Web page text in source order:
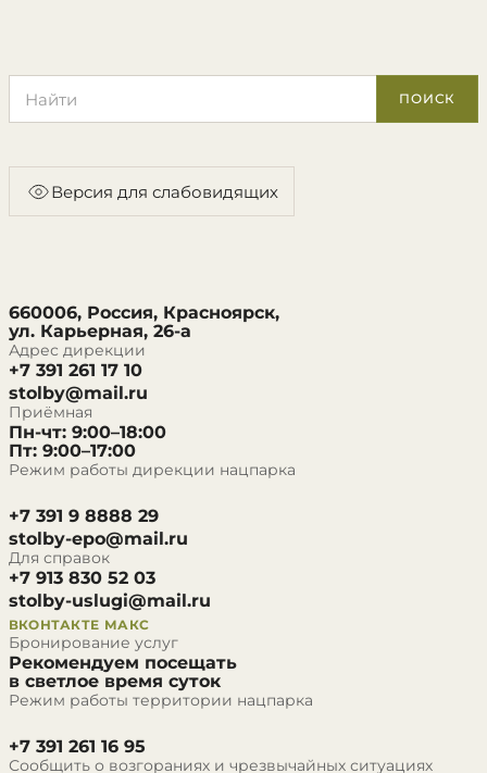
ПОИСК
Версия для слабовидящих
660006, Россия, Красноярск,
ул. Карьерная, 26-а
Адрес дирекции
+7 391 261 17 10
stolby@mail.ru
Приёмная
Пн-чт: 9:00–18:00
Пт: 9:00–17:00
Режим работы дирекции нацпарка
+7 391 9 8888 29
stolby-epo@mail.ru
Для справок
+7 913 830 52 03
stolby-uslugi@mail.ru
ВКОНТАКТЕ МАКС
Бронирование услуг
Рекомендуем посещать
в светлое время суток
Режим работы территории нацпарка
+7 391 261 16 95
Сообщить о возгораниях и чрезвычайных ситуациях